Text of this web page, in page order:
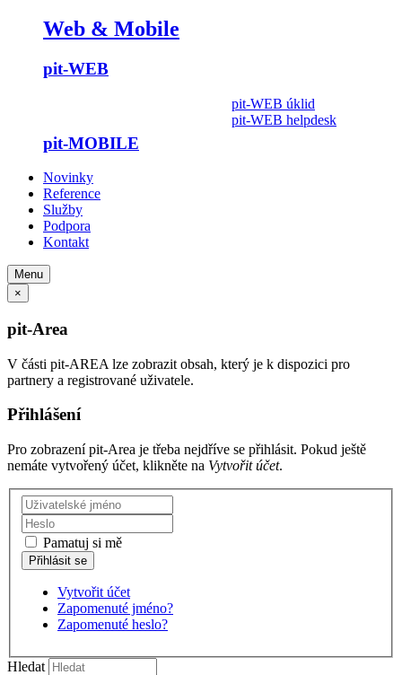
Web & Mobile
pit-WEB
pit-WEB úklid
pit-WEB helpdesk
pit-MOBILE
Novinky
Reference
Služby
Podpora
Kontakt
Menu
×
pit-Area
V části pit-AREA lze zobrazit obsah, který je k dispozici pro
partnery a registrované uživatele.
Přihlášení
Pro zobrazení pit-Area je třeba nejdříve se přihlásit. Pokud ještě
nemáte vytvořený účet, klikněte na Vytvořit účet.
Pamatuj si mě
Vytvořit účet
Zapomenuté jméno?
Zapomenuté heslo?
Hledat